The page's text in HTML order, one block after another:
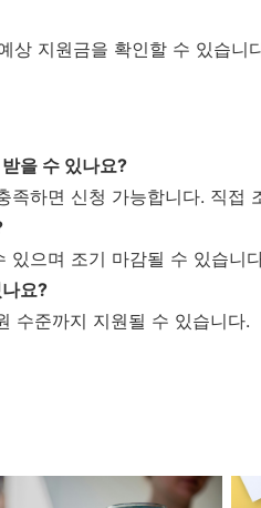
상 지원금을 확인할 수 있습니
을 수 있나요?
족하면 신청 가능합니다. 직접
있으며 조기 마감될 수 있습니
요?
수준까지 지원될 수 있습니다.